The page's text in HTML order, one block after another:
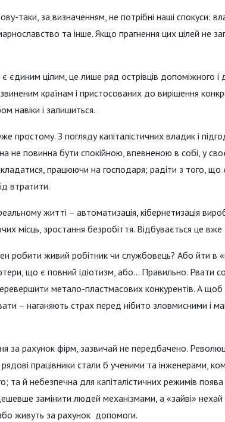
таки, за визначенням, не потрібні наші спокуси:
та інше. Якщо прагнення цих цілей не
є єдиним цілим, це лише ряд острівців допоміжного
країнам і пристосованих до вирішення
навіки і залишиться.
простому. З погляду капіталістичних владик і
не повинна бути спокійною, впевненою в собі, у
працюючи на господаря; радіти з того, що
втратити.
реальному житті – автоматизація, кібернетизація
місць, зростання безробіття. Відбувається це
робити живий робітник чи службовець? Або йти в
що є повний ідіотизм, або... Правильно. Рвати
метало-пластмасових конкурентів. А щоб
– наганяють страх перед нібито зловмисними і
за рахунок фірм, зазвичай не передбачено.
працівники стали б ученими та інженерами,
й небезпечна для капіталістичних режимів поява
замінити людей механізмами, а «зайві»
живуть за рахунок допомоги.